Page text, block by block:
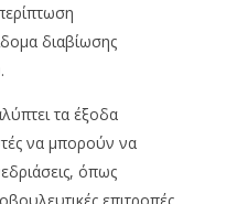
διαβίωσης
τα έξοδα
να μπορούν να
όπως
επιτροπές